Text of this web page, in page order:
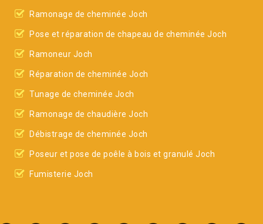
Ramonage de cheminée Joch
Pose et réparation de chapeau de cheminée Joch
Ramoneur Joch
Réparation de cheminée Joch
Tunage de cheminée Joch
Ramonage de chaudière Joch
Débistrage de cheminée Joch
Poseur et pose de poêle à bois et granulé Joch
Fumisterie Joch